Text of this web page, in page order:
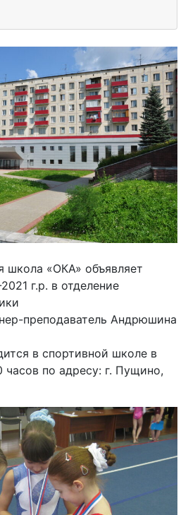
«ОКА» объявляет
г.р. в отделение
преподаватель Андрюшина
в спортивной школе в
часов по адресу: г. Пущино,